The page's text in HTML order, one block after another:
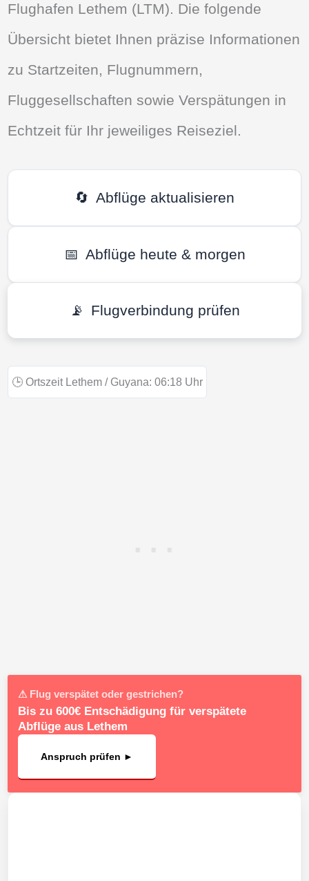
Flughafen Lethem (LTM). Die folgende
Übersicht bietet Ihnen präzise Informationen
zu Startzeiten, Flugnummern,
Fluggesellschaften sowie Verspätungen in
Echtzeit für Ihr jeweiliges Reiseziel.
🔄 Abflüge aktualisieren
📅 Abflüge heute & morgen
📡 Flugverbindung prüfen
🕒 Ortszeit Lethem / Guyana: 06:18 Uhr
⚠ Flug verspätet oder gestrichen?
Bis zu 600€ Entschädigung für verspätete
Abflüge aus Lethem
Anspruch prüfen ►